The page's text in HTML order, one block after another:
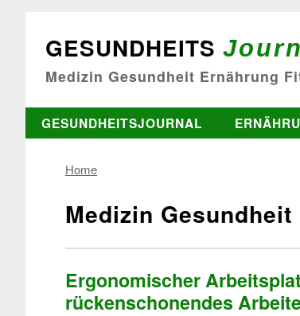
GESUNDHEITS
Medizin Gesundheit Ernährung
GESUNDHEITSJOURNAL
Home
Medizin
Ergonomischer
rückenschonendes